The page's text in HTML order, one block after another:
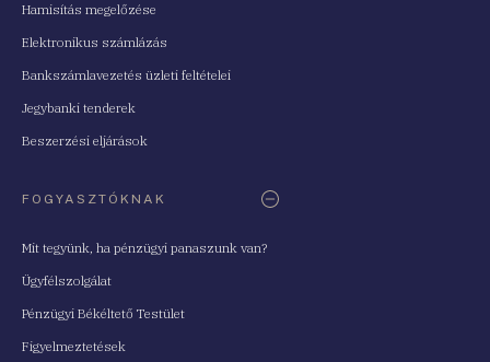
Hamisítás megelőzése
Elektronikus számlázás
Bankszámlavezetés üzleti feltételei
Jegybanki tenderek
Beszerzési eljárások
FOGYASZTÓKNAK
Mit tegyünk, ha pénzügyi panaszunk van?
Ügyfélszolgálat
Pénzügyi Békéltető Testület
Figyelmeztetések